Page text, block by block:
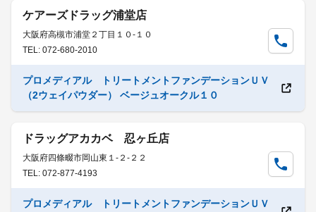
ケアーズドラッグ浦堂店
大阪府高槻市浦堂２丁目１０-１０
TEL: 072-680-2010
プロメディアル トリートメントファンデーションＵＶ
（2ウェイパウダー） ベージュオークル１０
ドラッグアカカベ 忍ヶ丘店
大阪府四條畷市岡山東１-２-２２
TEL: 072-877-4193
プロメディアル トリートメントファンデーションＵＶ